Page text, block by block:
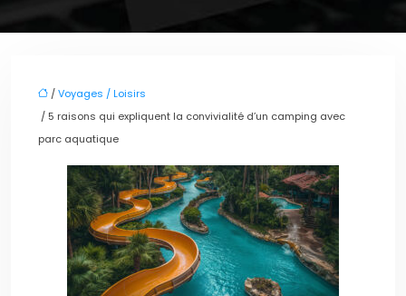
/Voyages / Loisirs
/ 5 raisons qui expliquent la convivialité d’un camping avec
parc aquatique